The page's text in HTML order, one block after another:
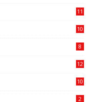
11
10
8
12
10
2